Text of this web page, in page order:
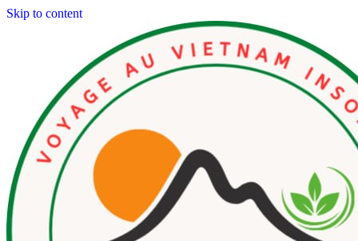
Skip to content